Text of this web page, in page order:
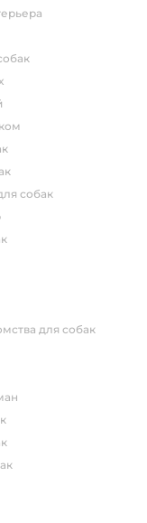
собак
для собак